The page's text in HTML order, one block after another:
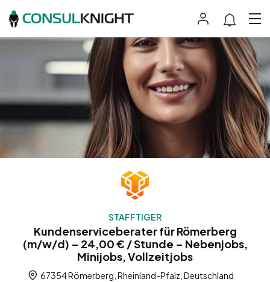
STAFFTIGER
Kundenserviceberater für Römerberg
(m/w/d) – 24,00 € / Stunde – Nebenjobs,
Minijobs, Vollzeitjobs
67354 Römerberg, Rheinland-Pfalz, Deutschland